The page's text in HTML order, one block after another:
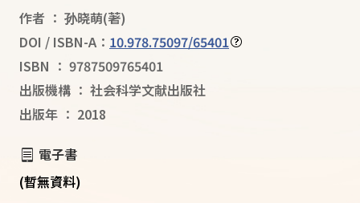
作者 ： 孙晓萌(著)
DOI / ISBN-A： 10.978.75097/65401
ISBN ： 9787509765401
出版機構 ： 社会科学文献出版社
出版年 ： 2018
電子書
(暫無資料)